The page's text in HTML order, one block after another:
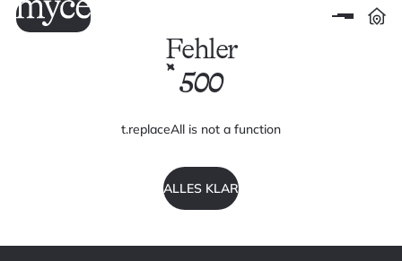
Fehler
500
t.replaceAll is not a function
ALLES KLAR